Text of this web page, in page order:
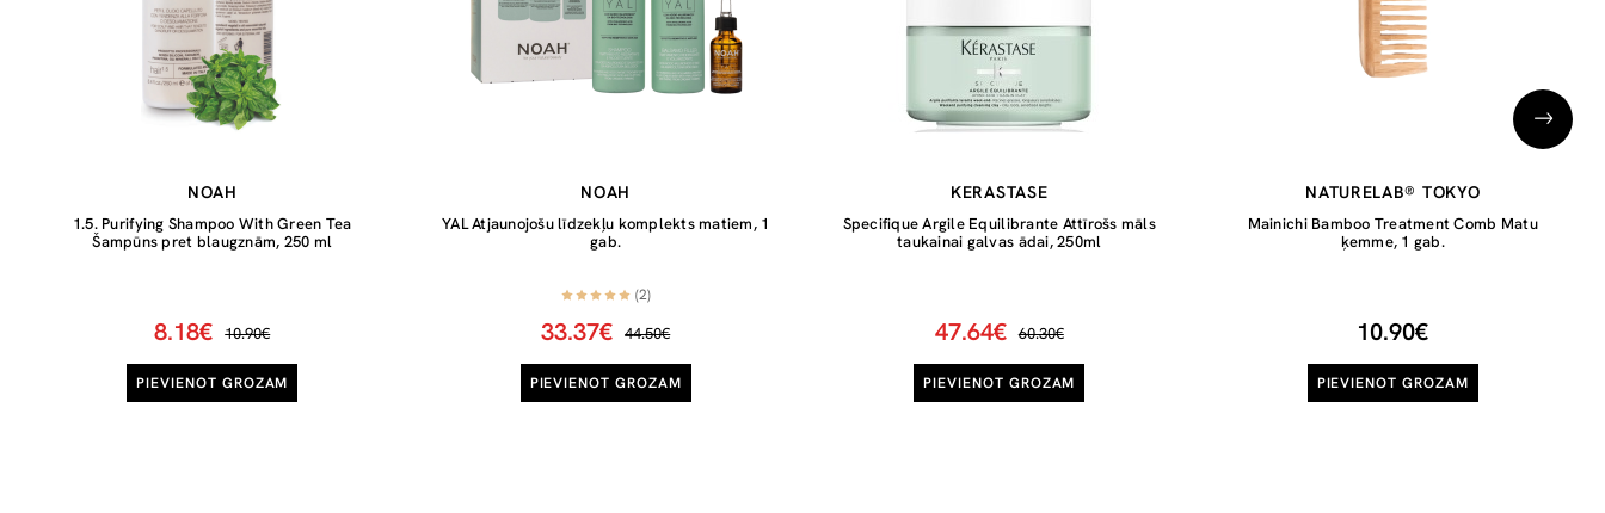
NOAH
1.5. Purifying Shampoo With Green Tea
Šampūns pret blaugznām, 250 ml
8.18€ 10.90€
PIEVIENOT GROZAM
NOAH
YAL Atjaunojošu līdzekļu komplekts matiem, 1
gab.
(2)
33.37€ 44.50€
PIEVIENOT GROZAM
KERASTASE
Specifique Argile Equilibrante Attīrošs māls
taukainai galvas ādai, 250ml
47.64€ 60.30€
PIEVIENOT GROZAM
NATURELAB® TOKYO
Mainichi Bamboo Treatment Comb Matu
ķemme, 1 gab.
10.90€
PIEVIENOT GROZAM